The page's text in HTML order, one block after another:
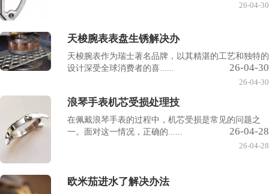
26-04-30
天梭腕表表盘生锈解决办
天梭腕表作为瑞士著名品牌，以其精湛的工艺和独特的
设计深受全球消费者的喜......
26-04-30
26-04-30
浪琴手表机芯受损处理技
在佩戴浪琴手表的过程中，机芯受损是常见的问题之
一。面对这一情况，正确的......
26-04-28
26-04-28
欧米茄进水了解决办法